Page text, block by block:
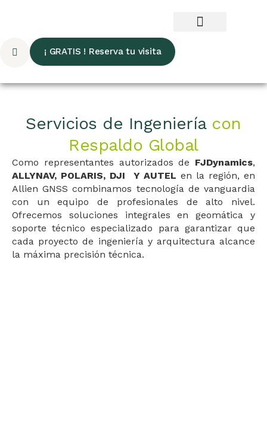
¡ GRATIS ! Reserva tu visita
Servicios de Ingeniería con
Respaldo Global
Como representantes autorizados de FJDynamics,
ALLYNAV, POLARIS, DJI Y AUTEL en la región, en
Allien GNSS combinamos tecnología de vanguardia
con un equipo de profesionales de alto nivel.
Ofrecemos soluciones integrales en geomática y
soporte técnico especializado para garantizar que
cada proyecto de ingeniería y arquitectura alcance
la máxima precisión técnica.